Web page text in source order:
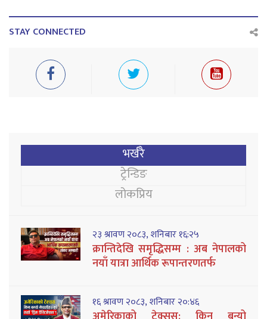
STAY CONNECTED
भर्खरै
ट्रेन्डिङ
लोकप्रिय
२३ श्रावण २०८३, शनिबार १६:२५
क्रान्तिदेखि समृद्धिसम्म : अब नेपालको
नयाँ यात्रा आर्थिक रूपान्तरणतर्फ
१६ श्रावण २०८३, शनिबार २०:४६